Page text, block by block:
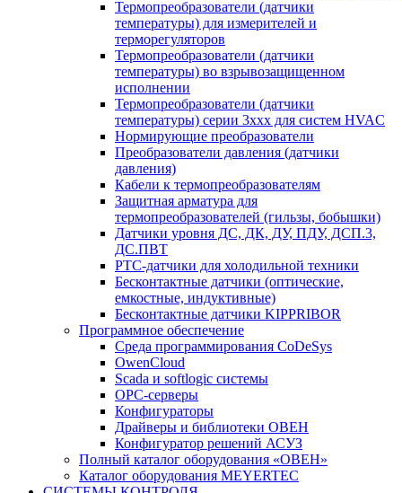
Термопреобразователи (датчики
температуры) для измерителей и
терморегуляторов
Термопреобразователи (датчики
температуры) во взрывозащищенном
исполнении
Термопреобразователи (датчики
температуры) серии 3ххх для систем HVAC
Нормирующие преобразователи
Преобразователи давления (датчики
давления)
Кабели к термопреобразователям
Защитная арматура для
термопреобразователей (гильзы, бобышки)
Датчики уровня ДС, ДК, ДУ, ПДУ, ДСП.3,
ДС.ПВТ
PTC-датчики для холодильной техники
Бесконтактные датчики (оптические,
емкостные, индуктивные)
Бесконтактные датчики KIPPRIBOR
Программное обеспечение
Среда программирования CoDeSys
OwenCloud
Scada и softlogic системы
OPC-серверы
Конфигураторы
Драйверы и библиотеки ОВЕН
Конфигуратор решений АСУЗ
Полный каталог оборудования «ОВЕН»
Каталог оборудования MEYERTEC